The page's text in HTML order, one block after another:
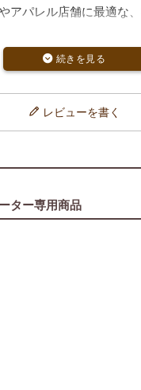
アパレル店舗に最適な
せ可能
計
すい
両立した洋服カバー。
レビューを書く
ター専用商品